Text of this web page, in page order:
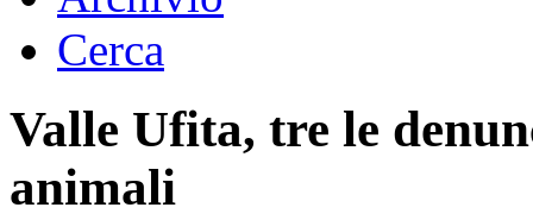
Cerca
Valle Ufita, tre le
animali